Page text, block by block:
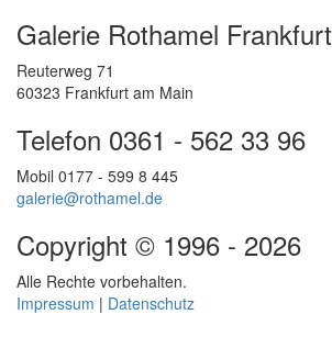
Galerie Rothamel Frankfurt
Reuterweg 71
60323 Frankfurt am Main
Telefon 0361 - 562 33 96
Mobil 0177 - 599 8 445
galerie@rothamel.de
Copyright © 1996 - 2026
Alle Rechte vorbehalten.
Impressum | Datenschutz